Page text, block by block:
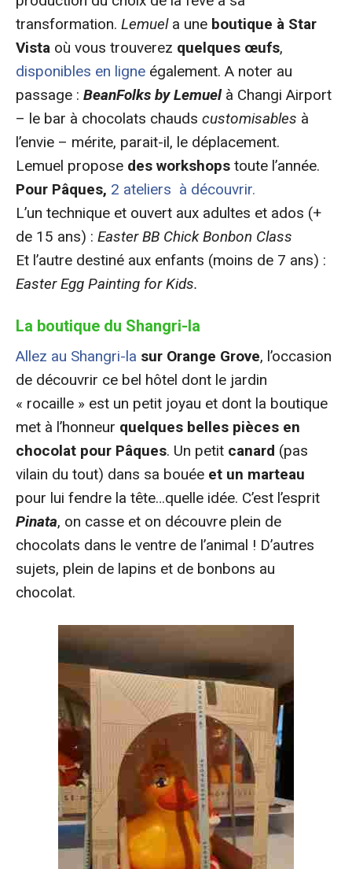
transformation. Lemuela une boutique à Star
Vista où vous trouverez quelques œufs,
disponibles en ligne également. A noter au
passage : BeanFolks by Lemuelà Changi Airport
– le bar à chocolats chauds customisables à
l’envie – mérite, parait-il, le déplacement.
Lemuel propose des workshops toute l’année.
Pour Pâques, 2 ateliers à découvrir.
L’un technique et ouvert aux adultes et ados (+
de 15 ans) : Easter BB Chick Bonbon Class
Et l’autre destiné aux enfants (moins de 7 ans) :
Easter Egg Painting for Kids.
La boutique du Shangri-la
Allez au Shangri-la sur Orange Grove, l’occasion
de découvrir ce bel hôtel dont le jardin
« rocaille » est un petit joyau et dont la boutique
met à l’honneur quelques belles pièces en
chocolat pour Pâques. Un petit canard (pas
vilain du tout) dans sa bouée et un marteau
pour lui fendre la tête…quelle idée. C’est l’esprit
Pinata, on casse et on découvre plein de
chocolats dans le ventre de l’animal ! D’autres
sujets, plein de lapins et de bonbons au
chocolat.